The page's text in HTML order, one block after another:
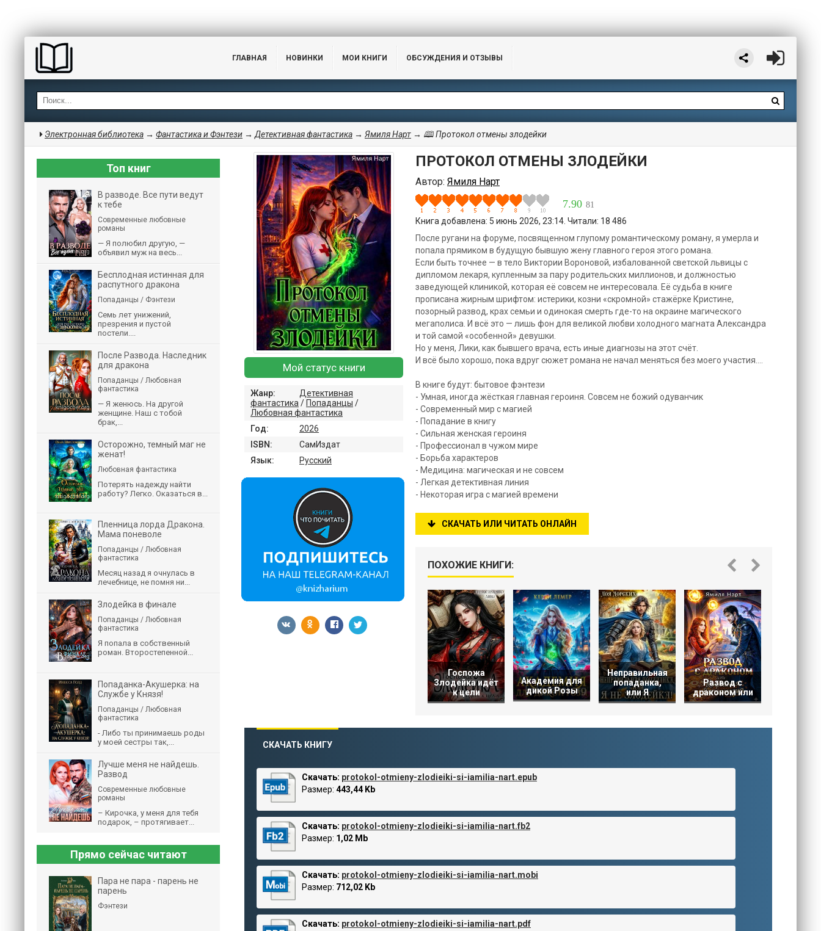
ГЛАВНАЯ НОВИНКИ МОИ КНИГИ ОБСУЖДЕНИЯ И ОТЗЫВЫ
Электронная библиотека → Фантастика и Фэнтези → Детективная фантастика → Ямиля Нарт → 🕮 Протокол отмены злодейки
ПРОТОКОЛ ОТМЕНЫ ЗЛОДЕЙКИ
Автор: Ямиля Нарт
7.90 81
Книга добавлена: 5 июнь 2026, 23:14. Читали: 18 486
После ругани на форуме, посвященном глупому романтическому роману, я умерла и
попала прямиком в будущую бывшую жену главного героя этого романа.
Если быть точнее — в тело Виктории Вороновой, избалованной светской львицы с
дипломом лекаря, купленным за пару родительских миллионов, и должностью
заведующей клиникой, которая её совсем не интересовала. Её судьба в книге
прописана жирным шрифтом: истерики, козни «скромной» стажёрке Кристине,
позорный развод, крах семьи и одинокая смерть где-то на окраине магического
мегаполиса. И всё это — лишь фон для великой любви холодного магната Александра
и той самой «особенной» девушки.
Но у меня, Лики, как бывшего врача, есть иные диагнозы на этот счёт.
И всё было хорошо, пока вдруг сюжет романа не начал меняться без моего участия....
В книге будут: бытовое фэнтези
- Умная, иногда жёсткая главная героиня. Совсем не божий одуванчик
- Современный мир с магией
- Попадание в книгу
- Сильная женская героиня
- Профессионал в чужом мире
- Борьба характеров
- Медицина: магическая и не совсем
- Легкая детективная линия
- Некоторая игра с магией времени
СКАЧАТЬ ИЛИ ЧИТАТЬ ОНЛАЙН
ПОХОЖИЕ КНИГИ:
Госпожа
Злодейка идёт
к цели
Академия для
дикой Розы
Неправильная
попаданка,
или Я
Развод с
драконом или
Мой статус книги
Жанр:
Детективная
фантастика / Попаданцы /
Любовная фантастика
Год:
2026
ISBN:
СамИздат
Язык:
Русский
СКАЧАТЬ КНИГУ
Скачать: protokol-otmieny-zlodieiki-si-iamilia-nart.epub
Размер: 443,44 Kb
Скачать: protokol-otmieny-zlodieiki-si-iamilia-nart.fb2
Размер: 1,02 Mb
Скачать: protokol-otmieny-zlodieiki-si-iamilia-nart.mobi
Размер: 712,02 Kb
Скачать: protokol-otmieny-zlodieiki-si-iamilia-nart.pdf
Топ книг
В разводе. Все пути ведут
к тебе
Современные любовные
романы
— Я полюбил другую, —
объявил муж на весь...
Бесплодная истинная для
распутного дракона
Попаданцы / Фэнтези
Семь лет унижений,
презрения и пустой
постели....
После Развода. Наследник
для дракона
Попаданцы / Любовная
фантастика
— Я женюсь. На другой
женщине. Наш с тобой
брак,...
Осторожно, темный маг не
женат!
Любовная фантастика
Потерять надежду найти
работу? Легко. Оказаться в...
Пленница лорда Дракона.
Мама поневоле
Попаданцы / Любовная
фантастика
Месяц назад я очнулась в
лечебнице, не помня ни...
Злодейка в финале
Попаданцы / Любовная
фантастика
Я попала в собственный
роман. Второстепенной...
Попаданка-Акушерка: на
Службе у Князя!
Попаданцы / Любовная
фантастика
- Либо ты принимаешь роды
у моей сестры так,...
Лучше меня не найдешь.
Развод
Современные любовные
романы
– Кирочка, у меня для тебя
подарок, – протягивает...
Прямо сейчас читают
Пара не пара - парень не
парень
Фэнтези